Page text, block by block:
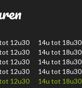
12u30 14u tot 18u30
12u30 14u tot 18u30
12u30 14u tot 18u30
12u30 14u tot 18u30
12u30 14u tot 18u30